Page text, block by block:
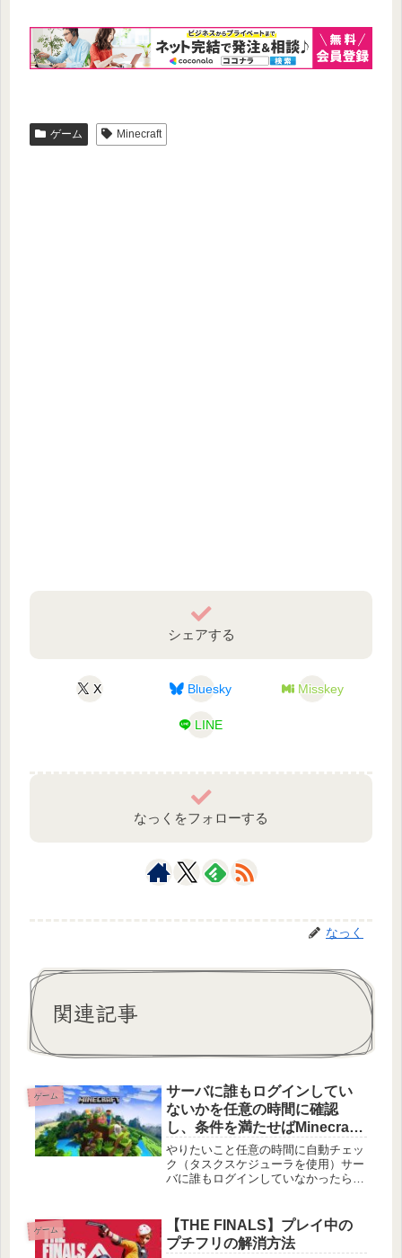
ゲーム Minecraft
シェアする
X Bluesky Misskey
LINE
なっくをフォローする
なっく
関連記事
ゲーム
サーバに誰もログインしてい
ないかを任意の時間に確認
し、条件を満たせばMinecraft
サーバを自動再起動する
PowerShellスクリプトの紹介
やりたいこと任意の時間に自動チェッ
ク（タスクスケジューラを使用）サー
バに誰もログインしていなかったら
シェルスクリプトの中身です。シェル
の中身を簡単に紹介します。①
ゲーム
【THE FINALS】プレイ中の
プチフリの解消方法